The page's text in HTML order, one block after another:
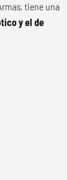
tiene una
y el de